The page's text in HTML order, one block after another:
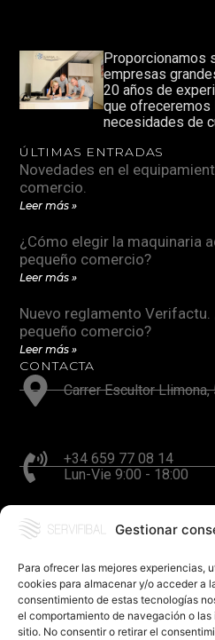
Gestionar
Para ofrecer las mejores experiencias,
cookies para almacenar y/o acceder a
consentimiento de estas tecnologías
el comportamiento de navegación o
sitio. No consentir o retirar el
Proporcionamos
empresas
20 años de
que ofreceremos
necesidades de
ÚLTIMAS ENTRADAS
Novedades en el
comercio.
Leer más »
¿Cómo elegir la maquinaria
pequeño comercio?
Leer más »
Nuevo reglamento
pequeño comercio?
Leer más »
CONTACTA
Carrer Escultor
+34 659 77 08 14
Lun-Vie 9:00 - 18:00
hola@servifibal.cat